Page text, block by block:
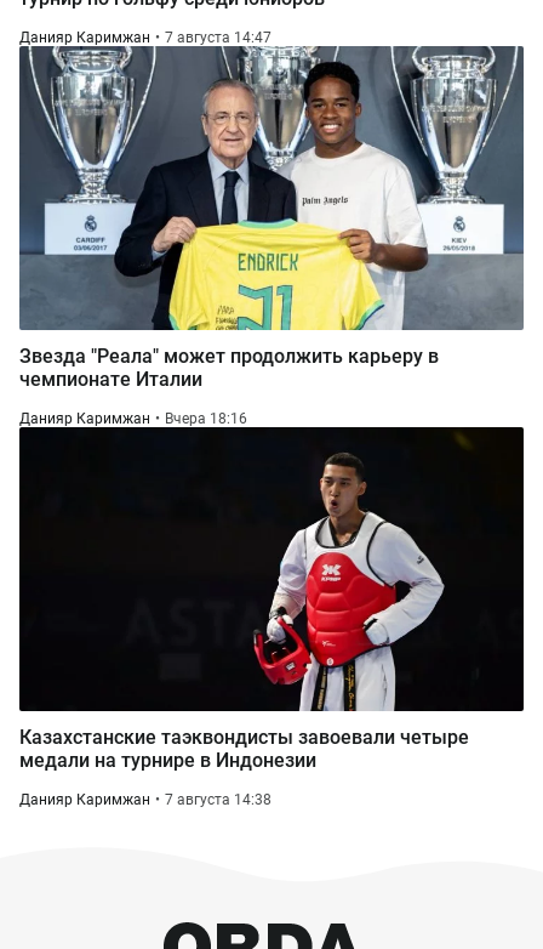
Данияр Каримжан 7 августа 14:47
Звезда "Реала" может продолжить карьеру в
чемпионате Италии
Данияр Каримжан Вчера 18:16
Казахстанские таэквондисты завоевали четыре
медали на турнире в Индонезии
Данияр Каримжан 7 августа 14:38